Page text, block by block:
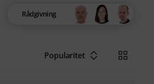
Rådgivning
Popularitet